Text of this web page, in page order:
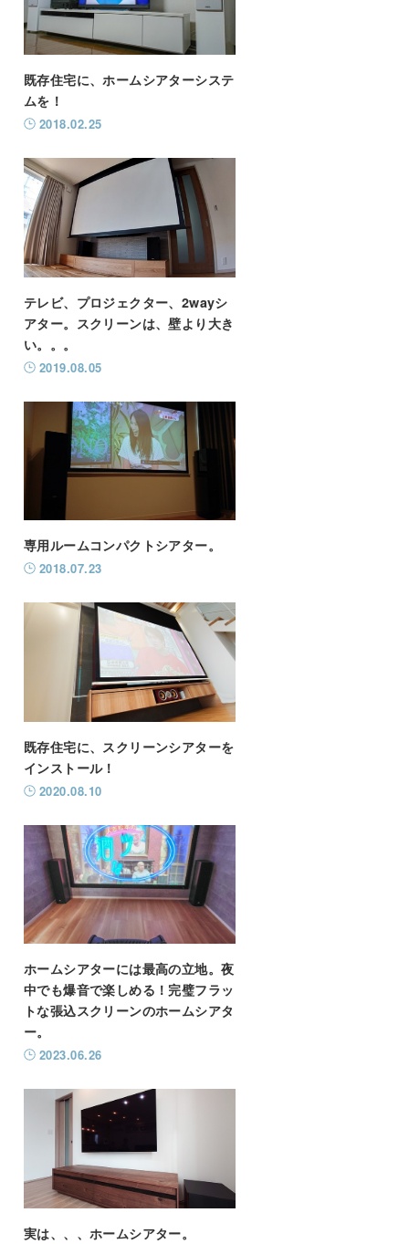
既存住宅に、ホームシアターシステ
ムを！
2018.02.25
テレビ、プロジェクター、2wayシ
アター。スクリーンは、壁より大き
い。。。
2019.08.05
専用ルームコンパクトシアター。
2018.07.23
既存住宅に、スクリーンシアターを
インストール！
2020.08.10
ホームシアターには最高の立地。夜
中でも爆音で楽しめる！完璧フラッ
トな張込スクリーンのホームシアタ
ー。
2023.06.26
実は、、、ホームシアター。